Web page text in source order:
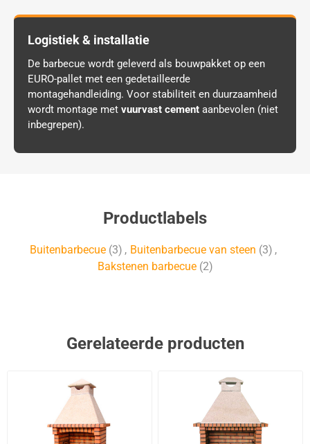
Logistiek & installatie
De barbecue wordt geleverd als bouwpakket op een
EURO-pallet met een gedetailleerde
montagehandleiding. Voor stabiliteit en duurzaamheid
wordt montage met vuurvast cement aanbevolen (niet
inbegrepen).
Productlabels
Buitenbarbecue (3) , Buitenbarbecue van steen (3) ,
Bakstenen barbecue (2)
Gerelateerde producten